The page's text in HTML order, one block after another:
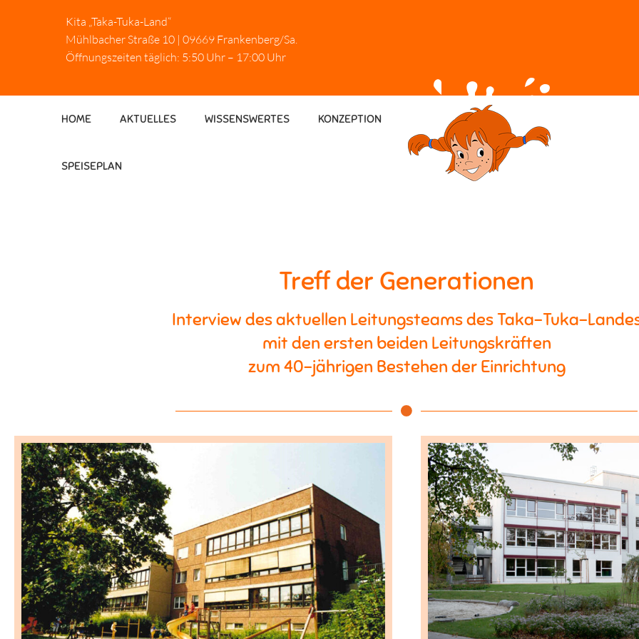
Kita „Taka-Tuka-Land“
Mühlbacher Straße 10 | 09669 Frankenberg/Sa.
Öffnungszeiten täglich: 5:50 Uhr – 17:00 Uhr
HOME AKTUELLES WISSENSWERTES KONZEPTION
SPEISEPLAN
Treff der Generationen
Interview des aktuellen Leitungsteams des Taka-Tuka-
mit den ersten beiden Leitungskräften
zum 40-jährigen Bestehen der Einrichtung